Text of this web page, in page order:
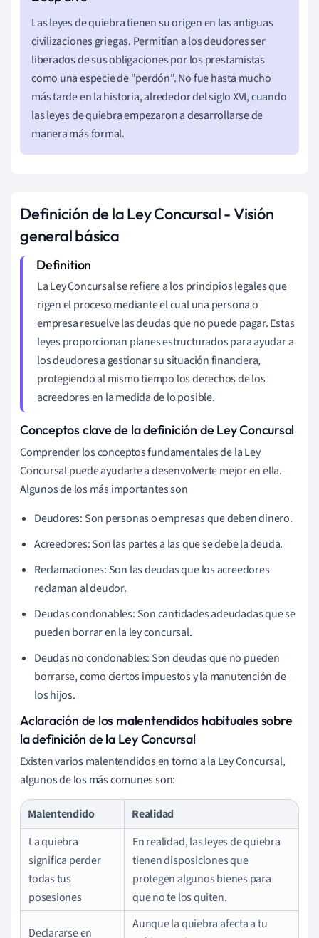
Las leyes de quiebra tienen su origen en las antiguas
civilizaciones griegas. Permitían a los deudores ser
liberados de sus obligaciones por los prestamistas
como una especie de "perdón". No fue hasta mucho
más tarde en la historia, alrededor del siglo XVI, cuando
las leyes de quiebra empezaron a desarrollarse de
manera más formal.
Definición de la Ley Concursal - Visión
general básica
La Ley Concursal se refiere a los principios legales que
rigen el proceso mediante el cual una persona o
empresa resuelve las deudas que no puede pagar. Estas
leyes proporcionan planes estructurados para ayudar a
los deudores a gestionar su situación financiera,
protegiendo al mismo tiempo los derechos de los
acreedores en la medida de lo posible.
Conceptos clave de la definición de Ley Concursal
Comprender los conceptos fundamentales de la Ley
Concursal puede ayudarte a desenvolverte mejor en ella.
Algunos de los más importantes son
Deudores: Son personas o empresas que deben dinero.
Acreedores: Son las partes a las que se debe la deuda.
Reclamaciones: Son las deudas que los acreedores
reclaman al deudor.
Deudas condonables: Son cantidades adeudadas que se
pueden borrar en la ley concursal.
Deudas no condonables: Son deudas que no pueden
borrarse, como ciertos impuestos y la manutención de
los hijos.
Aclaración de los malentendidos habituales sobre
la definición de la Ley Concursal
Existen varios malentendidos en torno a la Ley Concursal,
algunos de los más comunes son:
Malentendido
Realidad
La quiebra
significa perder
todas tus
posesiones
En realidad, las leyes de quiebra
tienen disposiciones que
protegen algunos bienes para
que no te los quiten.
Declararse en
Aunque la quiebra afecta a tu